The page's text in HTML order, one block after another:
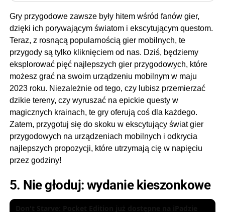
prowadzi
wśród
mobilnych
gier
przygodowych
dzięki
eksploracji
otwartego…
Zobacz
więcej
Gry przygodowe zawsze były hitem wśród fanów gier,
dzięki ich porywającym światom i ekscytującym questom.
Teraz, z rosnącą popularnością gier mobilnych, te
przygody są tylko kliknięciem od nas. Dziś, będziemy
eksplorować pięć najlepszych gier przygodowych, które
możesz grać na swoim urządzeniu mobilnym w maju
2023 roku. Niezależnie od tego, czy lubisz przemierzać
dzikie tereny, czy wyruszać na epickie questy w
magicznych krainach, te gry oferują coś dla każdego.
Zatem, przygotuj się do skoku w ekscytujący świat gier
przygodowych na urządzeniach mobilnych i odkrycia
najlepszych propozycji, które utrzymają cię w napięciu
przez godziny!
5. Nie głoduj: wydanie kieszonkowe